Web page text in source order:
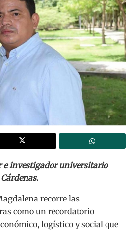
e investigador universitario
recorre las
como un recordatorio
logístico y social que